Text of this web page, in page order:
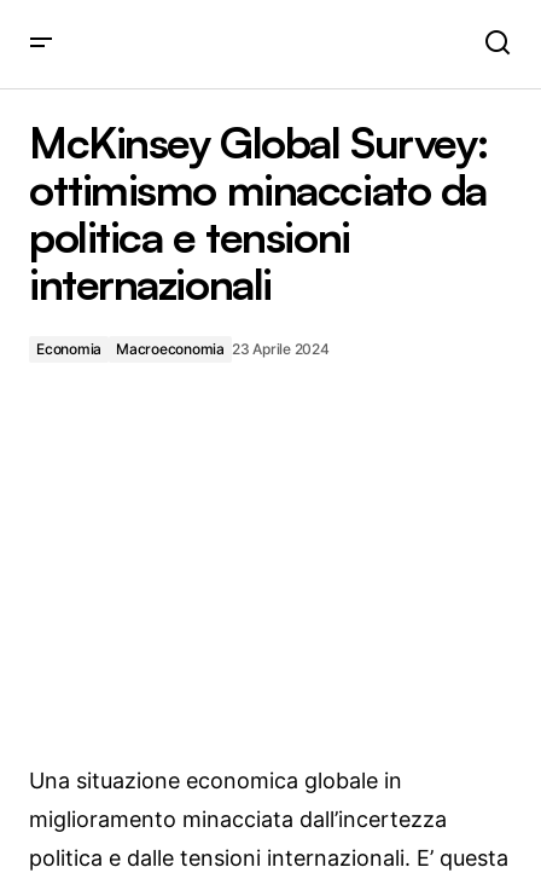
e tensioni internazionali
McKinsey Global Survey:
ottimismo minacciato da
politica e tensioni
internazionali
Economia Macroeconomia 23 Aprile 2024
Una situazione economica globale in
miglioramento minacciata dall’incertezza
politica e dalle tensioni internazionali. E’ questa